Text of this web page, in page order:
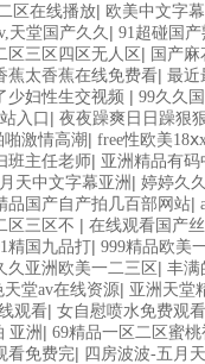
区在线播放| 欧美中文字
天堂国产久久| 91超碰国
区三区四区无人区 | 国产
蕉太香蕉在线免费看| 最近
少妇性生交视频 | 99久久
入口 | 夜夜躁爽日日躁狠
啪激情高潮| free性欧美
班主任老师| 亚洲精品有码
天中文字幕亚洲 | 婷婷久
品国产自产拍几百部网站|
区三区不 | 在线观看国产
精国九品打| 999精品欧美
久亚洲欧美一二三区 | 丰满
堂av在线资源| 亚洲天堂
观看| 女自慰喷水免费观
亚洲| 69精品一区二区蜜桃
看免费完| 四房波波-五月